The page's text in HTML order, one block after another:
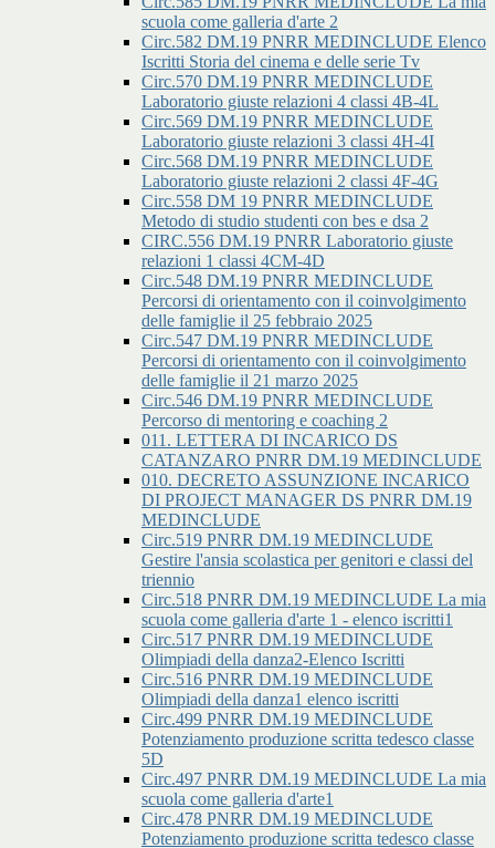
scuola come galleria d'arte 2
Circ.582 DM.19 PNRR MEDINCLUDE Elenco
Iscritti Storia del cinema e delle serie Tv
Circ.570 DM.19 PNRR MEDINCLUDE
Laboratorio giuste relazioni 4 classi 4B-4L
Circ.569 DM.19 PNRR MEDINCLUDE
Laboratorio giuste relazioni 3 classi 4H-4I
Circ.568 DM.19 PNRR MEDINCLUDE
Laboratorio giuste relazioni 2 classi 4F-4G
Circ.558 DM 19 PNRR MEDINCLUDE
Metodo di studio studenti con bes e dsa 2
CIRC.556 DM.19 PNRR Laboratorio giuste
relazioni 1 classi 4CM-4D
Circ.548 DM.19 PNRR MEDINCLUDE
Percorsi di orientamento con il coinvolgimento
delle famiglie il 25 febbraio 2025
Circ.547 DM.19 PNRR MEDINCLUDE
Percorsi di orientamento con il coinvolgimento
delle famiglie il 21 marzo 2025
Circ.546 DM.19 PNRR MEDINCLUDE
Percorso di mentoring e coaching 2
011. LETTERA DI INCARICO DS
CATANZARO PNRR DM.19 MEDINCLUDE
010. DECRETO ASSUNZIONE INCARICO
DI PROJECT MANAGER DS PNRR DM.19
MEDINCLUDE
Circ.519 PNRR DM.19 MEDINCLUDE
Gestire l'ansia scolastica per genitori e classi del
triennio
Circ.518 PNRR DM.19 MEDINCLUDE La mia
scuola come galleria d'arte 1 - elenco iscritti1
Circ.517 PNRR DM.19 MEDINCLUDE
Olimpiadi della danza2-Elenco Iscritti
Circ.516 PNRR DM.19 MEDINCLUDE
Olimpiadi della danza1 elenco iscritti
Circ.499 PNRR DM.19 MEDINCLUDE
Potenziamento produzione scritta tedesco classe
5D
Circ.497 PNRR DM.19 MEDINCLUDE La mia
scuola come galleria d'arte1
Circ.478 PNRR DM.19 MEDINCLUDE
Potenziamento produzione scritta tedesco classe